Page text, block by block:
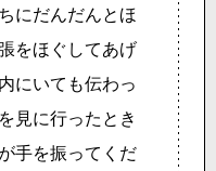
にだんだんとほ
をほぐしてあげ
にいても伝わっ
見に行ったとき
手を振ってくだ